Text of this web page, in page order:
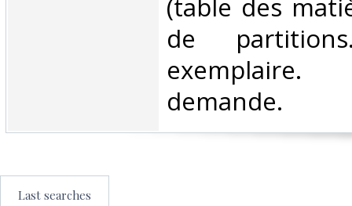
(table des
de
demande.‎
Last searches